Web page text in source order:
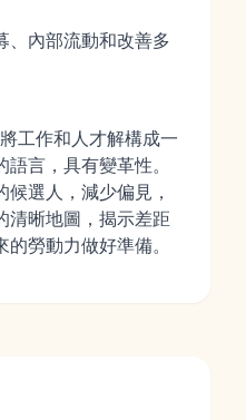
、內部流動和改善多
工作和人才解構成一
言，具有變革性。
選人，減少偏見，
清晰地圖，揭示差距
勞動力做好準備。